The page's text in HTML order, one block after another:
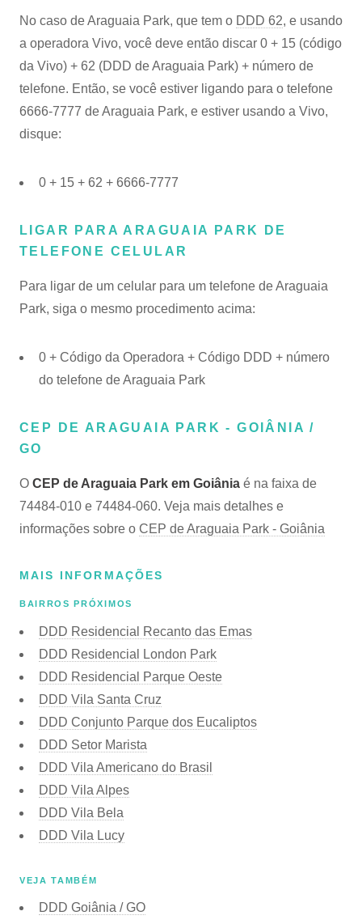
No caso de Araguaia Park, que tem o DDD 62, e usando
a operadora Vivo, você deve então discar 0 + 15 (código
da Vivo) + 62 (DDD de Araguaia Park) + número de
telefone. Então, se você estiver ligando para o telefone
6666-7777 de Araguaia Park, e estiver usando a Vivo,
disque:
0 + 15 + 62 + 6666-7777
LIGAR PARA ARAGUAIA PARK DE
TELEFONE CELULAR
Para ligar de um celular para um telefone de Araguaia
Park, siga o mesmo procedimento acima:
0 + Código da Operadora + Código DDD + número
do telefone de Araguaia Park
CEP DE ARAGUAIA PARK - GOIÂNIA /
GO
O CEP de Araguaia Park em Goiânia é na faixa de
74484-010 e 74484-060. Veja mais detalhes e
informações sobre o CEP de Araguaia Park - Goiânia
MAIS INFORMAÇÕES
BAIRROS PRÓXIMOS
DDD Residencial Recanto das Emas
DDD Residencial London Park
DDD Residencial Parque Oeste
DDD Vila Santa Cruz
DDD Conjunto Parque dos Eucaliptos
DDD Setor Marista
DDD Vila Americano do Brasil
DDD Vila Alpes
DDD Vila Bela
DDD Vila Lucy
VEJA TAMBÉM
DDD Goiânia / GO